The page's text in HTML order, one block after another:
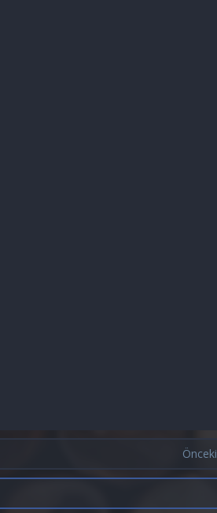
Önceki